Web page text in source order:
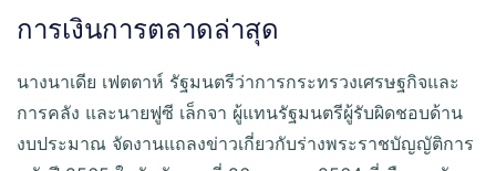
การเงินการตลาดล่าสุด
นางนาเดีย เฟตตาห์ รัฐมนตรีว่าการกระทรวงเศรษฐกิจและ
การคลัง และนายฟูซี เล็กจา ผู้แทนรัฐมนตรีผู้รับผิดชอบด้าน
งบประมาณ จัดงานแถลงข่าวเกี่ยวกับร่างพระราชบัญญัติการ